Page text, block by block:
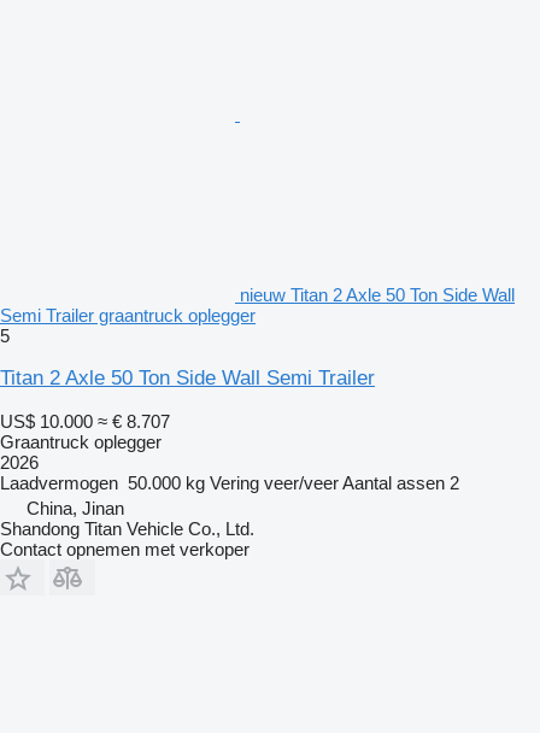
nieuw Titan 2 Axle 50 Ton Side Wall
Semi Trailer graantruck oplegger
5
Titan 2 Axle 50 Ton Side Wall Semi Trailer
US$ 10.000 ≈ € 8.707
Graantruck oplegger
2026
Laadvermogen 50.000 kg Vering veer/veerAantal assen 2
China, Jinan
Shandong Titan Vehicle Co., Ltd.
Contact opnemen met verkoper